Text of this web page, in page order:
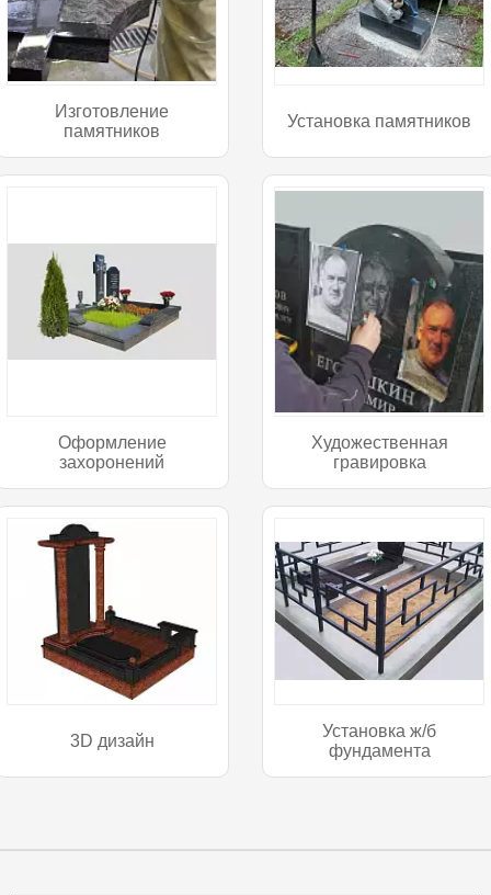
Изготовление
памятников
Установка памятников
Оформление
захоронений
Художественная
гравировка
3D дизайн
Установка ж/б
фундамента